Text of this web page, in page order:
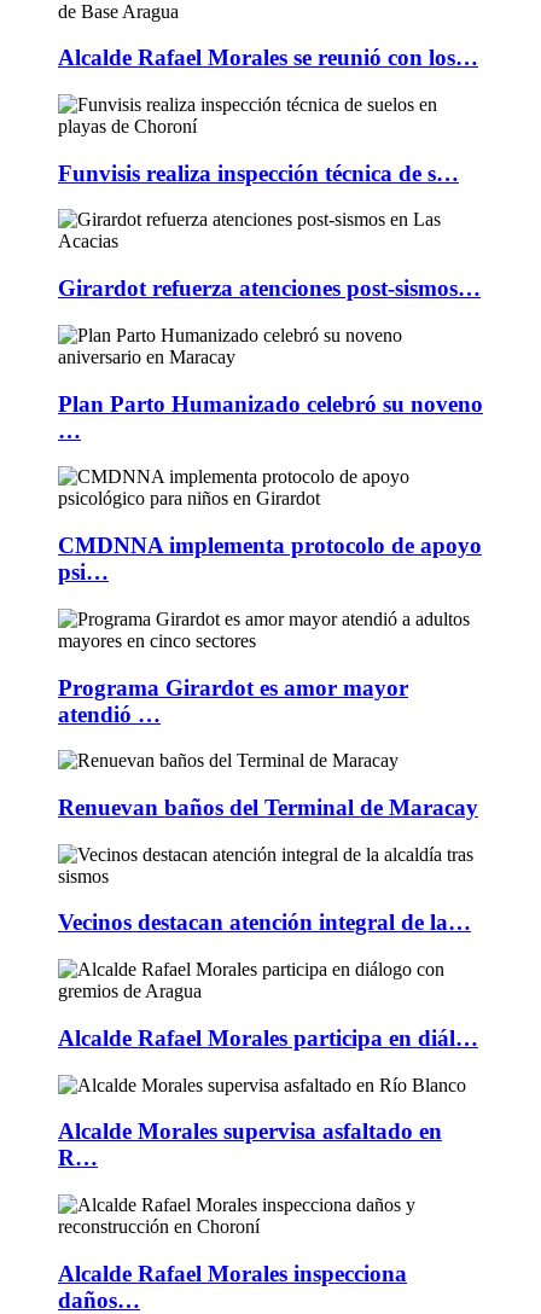
Alcalde Rafael Morales se reunió con los…
Funvisis realiza inspección técnica de s…
Girardot refuerza atenciones post-sismos…
Plan Parto Humanizado celebró su noveno
…
CMDNNA implementa protocolo de apoyo
psi…
Programa Girardot es amor mayor
atendió …
Renuevan baños del Terminal de Maracay
Vecinos destacan atención integral de la…
Alcalde Rafael Morales participa en diál…
Alcalde Morales supervisa asfaltado en
R…
Alcalde Rafael Morales inspecciona
daños…